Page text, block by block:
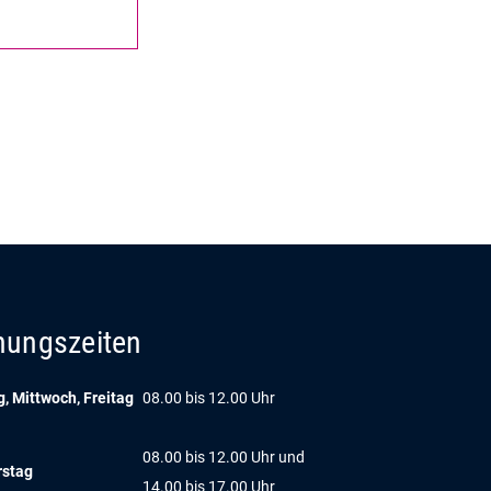
Mittwoch, Freitag 08.00 bis 12.00 Uhr
08.00 bis 12.00 Uhr und
14.00 bis 17.00 Uhr